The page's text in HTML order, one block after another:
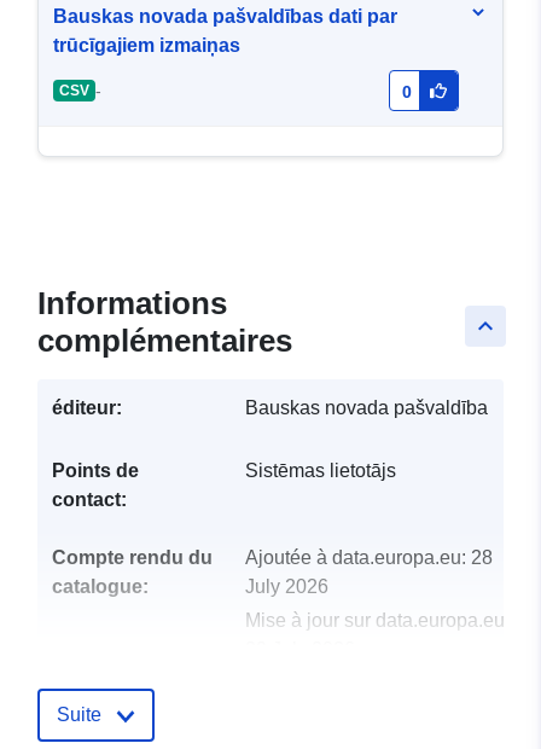
Bauskas novada pašvaldības dati par
trūcīgajiem izmaiņas
CSV - 0
keyboard_arrow_up
Informations
complémentaires
éditeur: Bauskas novada pašvaldība
Points de
contact:
Sistēmas lietotājs
Compte rendu du
catalogue:
Ajoutée à data.europa.eu: 28
July 2026
Mise à jour sur data.europa.eu:
Identificateurs:
Suite